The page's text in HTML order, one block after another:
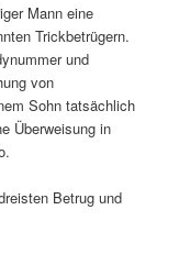
Mann eine
Trickbetrügern.
und
von
Sohn tatsächlich
Überweisung in
Betrug und